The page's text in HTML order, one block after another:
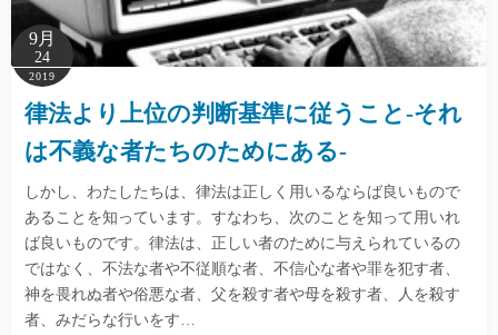
9月
24
2019
律法より上位の判断基準に従うこと-それ
は不義な者たちのためにある-
しかし、わたしたちは、律法は正しく用いるならば良いもので
あることを知っています。すなわち、次のことを知って用いれ
ば良いものです。律法は、正しい者のために与えられているの
ではなく、不法な者や不従順な者、不信心な者や罪を犯す者、
神を畏れぬ者や俗悪な者、父を殺す者や母を殺す者、人を殺す
者、みだらな行いをす…